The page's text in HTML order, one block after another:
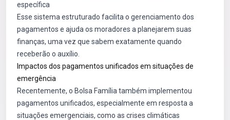
específica
Esse sistema estruturado facilita o gerenciamento dos
pagamentos e ajuda os moradores a planejarem suas
finanças, uma vez que sabem exatamente quando
receberão o auxílio.
Impactos dos pagamentos unificados em situações de
emergência
Recentemente, o Bolsa Família também implementou
pagamentos unificados, especialmente em resposta a
situações emergenciais, como as crises climáticas